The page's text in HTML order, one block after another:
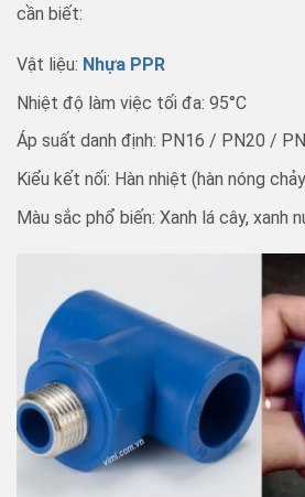
cần biết:
Vật liệu: Nhựa PPR
Nhiệt độ làm việc tối đa: 95°C
Áp suất danh định: PN16 / PN20 /
Kiểu kết nối: Hàn nhiệt (hàn nóng
Màu sắc phổ biến: Xanh lá cây, xanh